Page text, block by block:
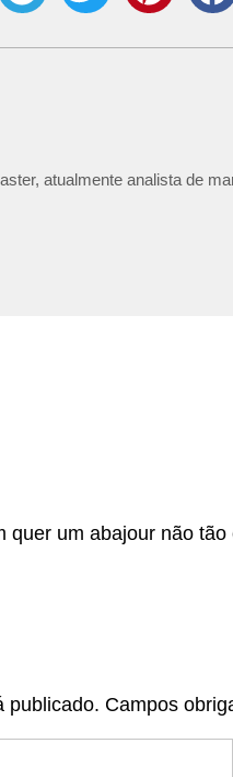
atualmente analista de
quer um abajour não
publicado. Campos